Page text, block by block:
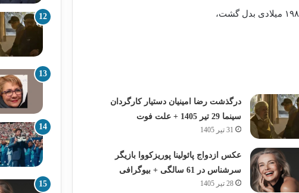
درگذشت رضا امینیان دستیار کارگردان
سینما 29 تیر 1405 + علت فوت
31 تیر 1405
عکس ازدواج پائولینا پوریزکووا بازیگر
سرشناس در 61 سالگی + بیوگرافی
28 تیر 1405